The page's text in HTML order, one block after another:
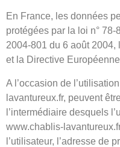
En France, les données
protégées par la loi n°
2004-801 du 6 août 2004,
et la Directive
A l’occasion de
lavantureux.fr, peuvent
l’intermédiaire desquels
www.chablis-
l’utilisateur, l’adresse de